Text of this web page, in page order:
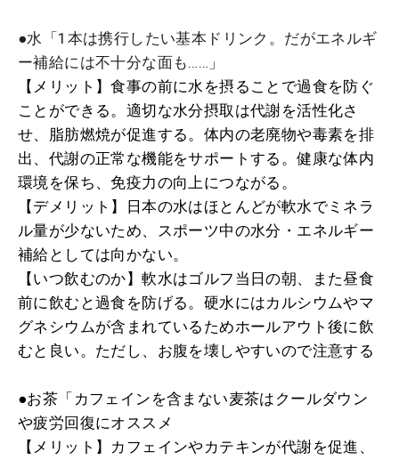
●水「1本は携行したい基本ドリンク。だがエネルギ
ー補給には不十分な面も……」
【メリット】食事の前に水を摂ることで過食を防ぐ
ことができる。適切な水分摂取は代謝を活性化さ
せ、脂肪燃焼が促進する。体内の老廃物や毒素を排
出、代謝の正常な機能をサポートする。健康な体内
環境を保ち、免疫力の向上につながる。
【デメリット】日本の水はほとんどが軟水でミネラ
ル量が少ないため、スポーツ中の水分・エネルギー
補給としては向かない。
【いつ飲むのか】軟水はゴルフ当日の朝、また昼食
前に飲むと過食を防げる。硬水にはカルシウムやマ
グネシウムが含まれているためホールアウト後に飲
むと良い。ただし、お腹を壊しやすいので注意する
●お茶「カフェインを含まない麦茶はクールダウン
や疲労回復にオススメ
【メリット】カフェインやカテキンが代謝を促進、